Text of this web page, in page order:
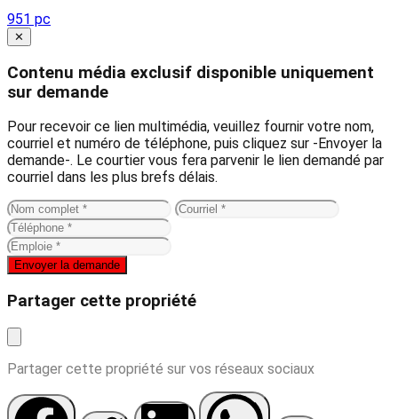
951 pc
Close
✕
Contenu média exclusif disponible uniquement
sur demande
Pour recevoir ce lien multimédia, veuillez fournir votre nom,
courriel et numéro de téléphone, puis cliquez sur -Envoyer la
demande-. Le courtier vous fera parvenir le lien demandé par
courriel dans les plus brefs délais.
Envoyer la demande
Partager cette propriété
Partager cette propriété sur vos réseaux sociaux